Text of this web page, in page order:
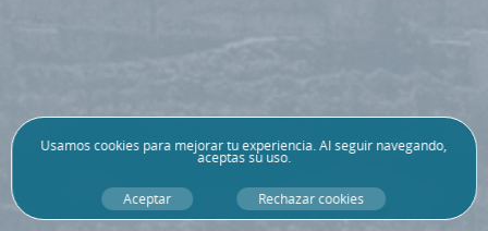
Usamoscookies para mejorar tu experiencia. Al seguir navegando,
aceptas su uso.
Aceptar Rechazar cookies